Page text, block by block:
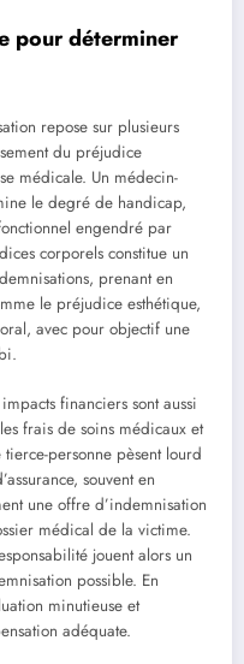
pour déterminer
repose sur plusieurs
du préjudice
médicale. Un médecin-
le degré de handicap,
engendré par
corporels constitue un
prenant en
le préjudice esthétique,
avec pour objectif une
financiers sont aussi
frais de soins médicaux et
tierce-personne pèsent lourd
souvent en
une offre d’indemnisation
médical de la victime.
jouent alors un
possible. En
minutieuse et
adéquate.